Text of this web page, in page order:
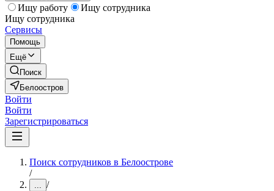
Ищу работу
Ищу сотрудника
Ищу сотрудника
Сервисы
Помощь
Ещё
Поиск
Белоостров
Войти
Войти
Зарегистрироваться
Поиск сотрудников в Белоострове
/
... /